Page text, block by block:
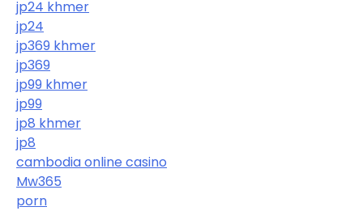
jp24 khmer
jp24
jp369 khmer
jp369
jp99 khmer
jp99
jp8 khmer
jp8
cambodia online casino
Mw365
porn